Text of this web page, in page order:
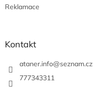
Reklamace
Kontakt
ataner.info@seznam.cz
777343311